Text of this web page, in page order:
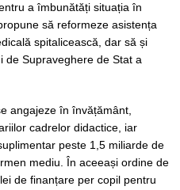
a îmbunătăți situația în
să reformeze asistența
spitalicească, dar să și
de Supraveghere de Stat a
angajeze în învățământ,
cadrelor didactice, iar
peste 1,5 miliarde de
mediu. În aceeași ordine de
de finanțare per copil pentru